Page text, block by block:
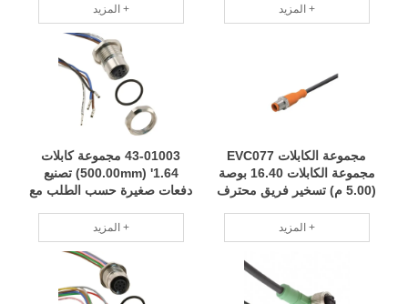
المزيد + المزيد +
43-01003 مجموعة كابلات
1.64' (500.00mm) تصنيع
دفعات صغيرة حسب الطلب مع
المزيد +
مجموعة الكابلات EVC077
مجموعة الكابلات 16.40 بوصة
(5.00 م) تسخير فريق محترف
المزيد +